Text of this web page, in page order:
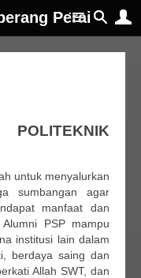
Perai
untuk menyalurkan
sumbangan agar
manfaat dan
PSP mampu
institusi lain dalam
berdaya saing dan
Allah SWT, dan